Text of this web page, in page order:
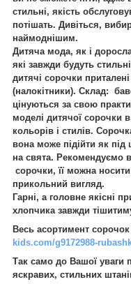
стильні, якість
потішать. Дивіться,
наймоднішим.
Дитяча мода, як і
які завжди будуть
дитячі сорочки
(налокітники). Склад:
цінуються за свою
моделі дитячої сорочки
кольорів і стилів.
вона може підійти як
на свята. Рекомендуємо
сорочки, її можна
прикольний вигляд.
Гарні, а головне якісні
хлопчика завжди
Весь асортимент
kids.com/g9172988-
Так само до Вашої уваги
яскравих, стильних